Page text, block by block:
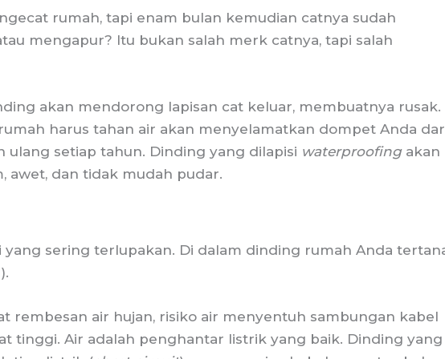
rumah, tapi enam bulan kemudian catnya sudah
mengapur? Itu bukan salah merk catnya, tapi salah
akan mendorong lapisan cat keluar, membuatnya rusak.
harus tahan air akan menyelamatkan dompet Anda
ulang setiap tahun. Dinding yang dilapisi waterproofingakan
awet, dan tidak mudah pudar.
yang sering terlupakan. Di dalam dinding rumah Anda
rembesan air hujan, risiko air menyentuh sambungan kabel
tinggi. Air adalah penghantar listrik yang baik. Dinding yang